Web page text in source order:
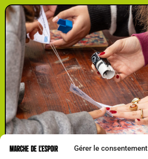
Gérer le consentement